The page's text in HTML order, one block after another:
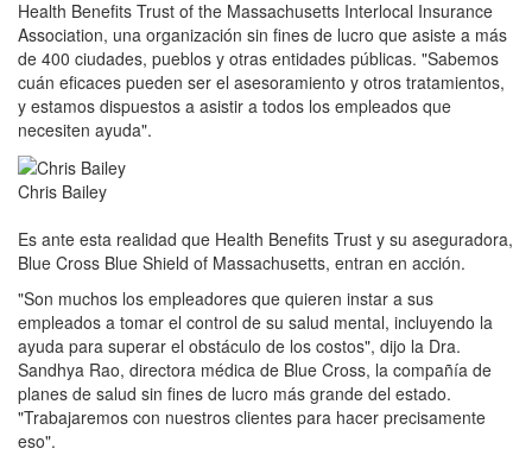
Health Benefits Trust of the Massachusetts Interlocal Insurance
Association, una organización sin fines de lucro que asiste a más
de 400 ciudades, pueblos y otras entidades públicas. "Sabemos
cuán eficaces pueden ser el asesoramiento y otros tratamientos,
y estamos dispuestos a asistir a todos los empleados que
necesiten ayuda".
Chris Bailey
Es ante esta realidad que Health Benefits Trust y su aseguradora,
Blue Cross Blue Shield of Massachusetts, entran en acción.
"Son muchos los empleadores que quieren instar a sus
empleados a tomar el control de su salud mental, incluyendo la
ayuda para superar el obstáculo de los costos", dijo la Dra.
Sandhya Rao, directora médica de Blue Cross, la compañía de
planes de salud sin fines de lucro más grande del estado.
"Trabajaremos con nuestros clientes para hacer precisamente
eso".